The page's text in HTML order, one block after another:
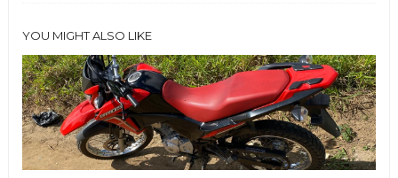
YOU MIGHT ALSO LIKE